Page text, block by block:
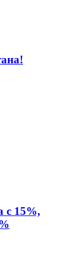
с 15%,